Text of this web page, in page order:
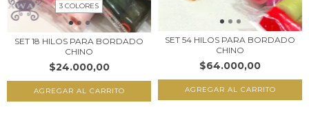
3 COLORES
SET 18 HILOS PARA BORDADO
CHINO
$24.000,00
AGREGAR AL CARRITO
SET 54 HILOS PARA BORDADO
CHINO
$64.000,00